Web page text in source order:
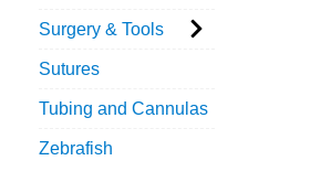
Surgery & Tools
Sutures
Tubing and Cannulas
Zebrafish